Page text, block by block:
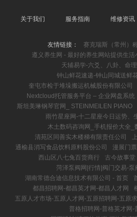
关于我们 服务指南 维修资讯
友情链接：
赛克瑞斯（常州）
遵义养生网 - 最好的养生网站提供生
天辅易学-六爻、八卦、命
钟山鲜花速递-钟山同城送鲜
奎屯市检于堆垛搬运机械股份有限公司
Nextcloud托管服务平台 – 企业网盘系统
斯坦美琳钢琴官网_ STEINMEILEN PIANO
雨竹星座网-十二星座今日运势、
木土数码咨询网_手机报价大全_
清苑区同善实木楼梯有限责任公司
通榆县消写食品饮料原料股份公司
漫展门
西山区八七兔百货商行
古今故事堂
菏泽泵阀网|行情|阀门交易-泵
湖南常德合迪信息技术有限公司 - 首页
都昌招聘网-都昌英才网-都昌人才网
五原人才市场-五原人才网-五原招聘网-五原
普格招聘网-普格英才网-